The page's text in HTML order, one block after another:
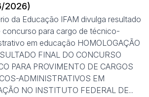
2026)
da Educação IFAM divulga resultado
concurso para cargo de técnico-
em educação HOMOLOGAÇÃO
FINAL DO CONCURSO
PARA PROVIMENTO DE CARGOS
ADMINISTRATIVOS EM
NO INSTITUTO FEDERAL DE...